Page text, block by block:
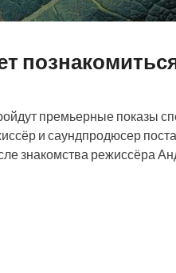
премьерные показы
и саундпродюсер
знакомства режиссёра